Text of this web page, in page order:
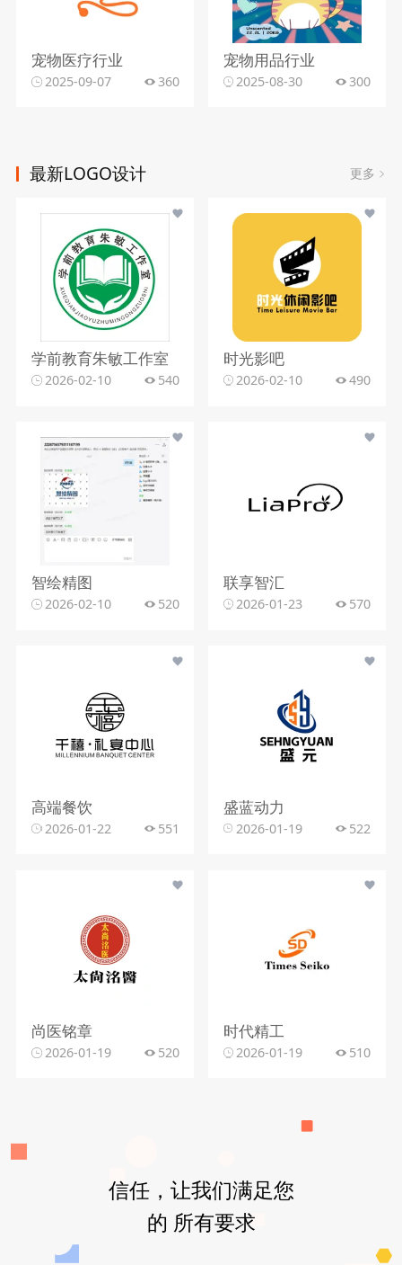
宠物医疗行业
2025-09-07 360
宠物用品行业
2025-08-30 300
最新LOGO设计 更多
学前教育朱敏工作室
2026-02-10 540
时光影吧
2026-02-10 490
智绘精图
2026-02-10 520
联享智汇
2026-01-23 570
高端餐饮
2026-01-22 551
盛蓝动力
2026-01-19 522
尚医铭章
2026-01-19 520
时代精工
2026-01-19 510
信任，让我们满足您
的 所有要求